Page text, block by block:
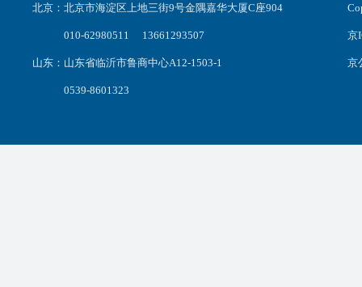
北京：北京市海淀区上地三街9号金隅嘉华大厦C座904
010-62980511 13661293507
山东：山东省临沂市鲁商中心A12-1503-1
0539-8601323
京
京